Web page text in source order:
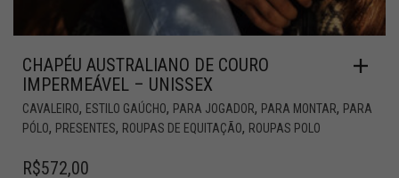
CHAPÉU AUSTRALIANO DE COURO
IMPERMEÁVEL – UNISSEX
CAVALEIRO, ESTILO GAÚCHO, PARA JOGADOR, PARA MONTAR, PARA
PÓLO, PRESENTES, ROUPAS DE EQUITAÇÃO, ROUPAS POLO
R$572,00